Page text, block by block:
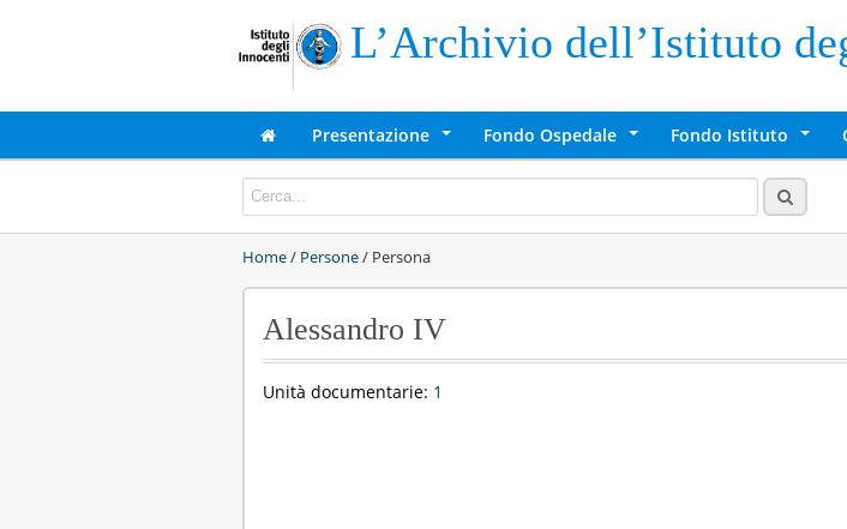
L’Archivio dell’Istituto
Presentazione Fondo Ospedale Fondo Istituto
Home/ Persone/ Persona
Alessandro IV
Unità documentarie: 1